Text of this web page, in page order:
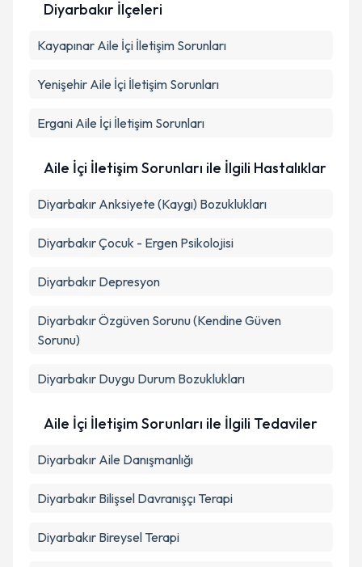
Metni'ni okudum ve kişisel verilerimin belirtilen
Diyarbakır İlçeleri
Kayapınar Aile İçi İletişim Sorunları
Yenişehir Aile İçi İletişim Sorunları
Ergani Aile İçi İletişim Sorunları
Aile İçi İletişim Sorunları ile İlgili Hastalıklar
Diyarbakır Anksiyete (Kaygı) Bozuklukları
Diyarbakır Çocuk - Ergen Psikolojisi
Diyarbakır Depresyon
Diyarbakır Özgüven Sorunu (Kendine Güven
Sorunu)
Diyarbakır Duygu Durum Bozuklukları
Aile İçi İletişim Sorunları ile İlgili Tedaviler
Diyarbakır Aile Danışmanlığı
Diyarbakır Bilişsel Davranışçı Terapi
Diyarbakır Bireysel Terapi